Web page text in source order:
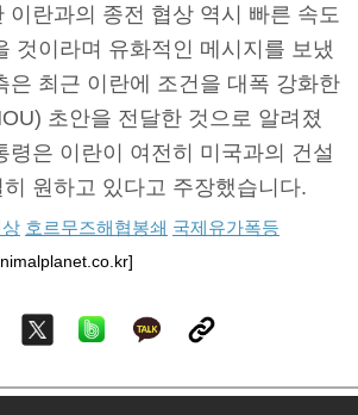
이란과의 종전 협상 역시 빠른 속도
것이라며 유화적인 메시지를 보냈
은 최근 이란에 조건을 대폭 강화한
초안을 전달한 것으로 알려졌
령은 이란이 여전히 미국과의 건설
원하고 있다고 주장했습니다.
호르무즈해협봉쇄 국제유가폭등